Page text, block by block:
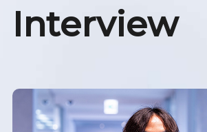
Interview